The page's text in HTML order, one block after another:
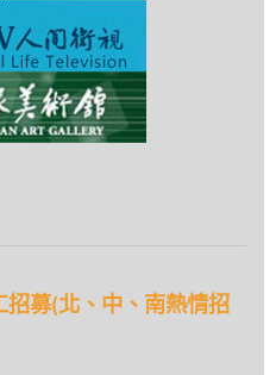
募(北、中、南熱情招